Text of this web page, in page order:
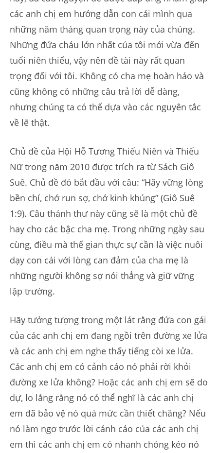
các anh chị em hướng dẫn con cái mình qua
những năm tháng quan trọng này của chúng.
Những đứa cháu lớn nhất của tôi mới vừa đến
tuổi niên thiếu, vậy nên đề tài này rất quan
trọng đối với tôi. Không có cha mẹ hoàn hảo và
cũng không có những câu trả lời dễ dàng,
nhưng chúng ta có thể dựa vào các nguyên tắc
về lẽ thật.
Chủ đề của Hội Hỗ Tương Thiếu Niên và Thiếu
Nữ trong năm 2010 được trích ra từ Sách Giô
Suê. Chủ đề đó bắt đầu với câu: “Hãy vững lòng
bền chí, chớ run sợ, chớ kinh khủng” (Giô Suê
1:9). Câu thánh thư này cũng sẽ là một chủ đề
hay cho các bậc cha mẹ. Trong những ngày sau
cùng, điều mà thế gian thực sự cần là việc nuôi
dạy con cái với lòng can đảm của cha mẹ là
những người không sợ nói thẳng và giữ vững
lập trường.
Hãy tưởng tượng trong một lát rằng đứa con gái
của các anh chị em đang ngồi trên đường xe lửa
và các anh chị em nghe thấy tiếng còi xe lửa.
Các anh chị em có cảnh cáo nó phải rời khỏi
đường xe lửa không? Hoặc các anh chị em sẽ do
dự, lo lắng rằng nó có thể nghĩ là các anh chị
em đã bảo vệ nó quá mức cần thiết chăng? Nếu
nó làm ngơ trước lời cảnh cáo của các anh chị
em thì các anh chị em có nhanh chóng kéo nó